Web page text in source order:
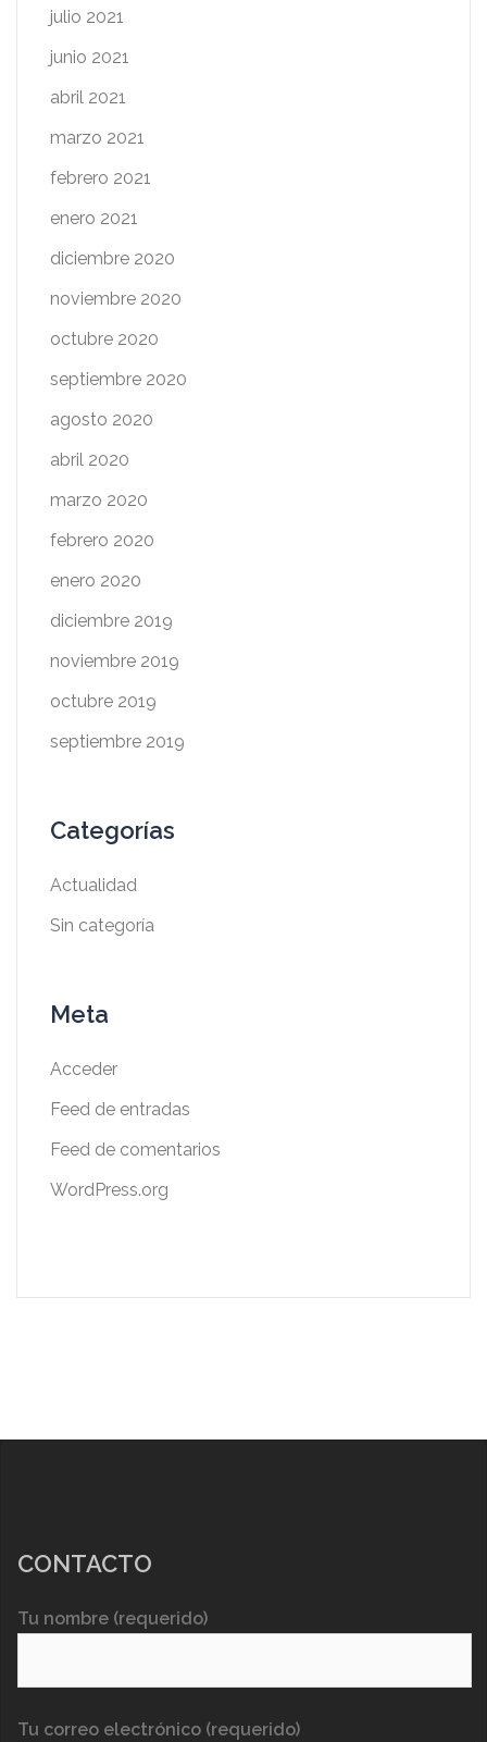
julio 2021
junio 2021
abril 2021
marzo 2021
febrero 2021
enero 2021
diciembre 2020
noviembre 2020
octubre 2020
septiembre 2020
agosto 2020
abril 2020
marzo 2020
febrero 2020
enero 2020
diciembre 2019
noviembre 2019
octubre 2019
septiembre 2019
Categorías
Actualidad
Sin categoría
Meta
Acceder
Feed de entradas
Feed de comentarios
WordPress.org
CONTACTO
Tu nombre (requerido)
Tu correo electrónico (requerido)